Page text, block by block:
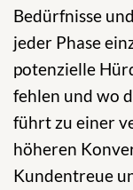
Bedürfnisse
jeder Phase
potenzielle
fehlen und wo
führt zu einer
höheren
Kundentreue